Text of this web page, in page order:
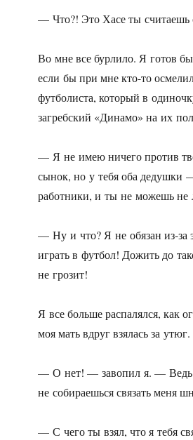
— Что?! Это Хасе ты считаешь
Во мне все бурлило. Я готов
если бы при мне кто-то
футболиста, который в
загребский «Динамо» на их
— Я не имею ничего против
сынок, но у тебя оба дедушки
работники, и ты не можешь не
— Ну и что? Я не обязан из-за
играть в футбол! Дожить до
не грозит!
Я все больше распалялся, как
моя мать вдруг взялась за утюг.
— О нет! — завопил я. —
не собираешься связать меня
— С чего ты взял, что я тебя